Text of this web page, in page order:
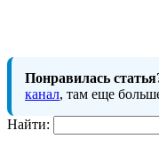
Понравилась
канал, там еще
Найти: